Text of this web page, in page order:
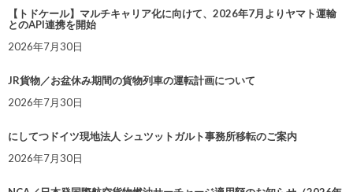
【トドケール】マルチキャリア化に向けて、2026年7月よりヤマト運輸
とのAPI連携を開始
2026年7月30日
JR貨物／お盆休み期間の貨物列車の運転計画について
2026年7月30日
にしてつドイツ現地法人 シュツットガルト事務所移転のご案内
2026年7月30日